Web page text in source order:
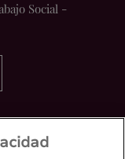
Social -